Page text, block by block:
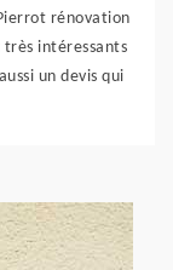
rénovation
très intéressants
un devis qui